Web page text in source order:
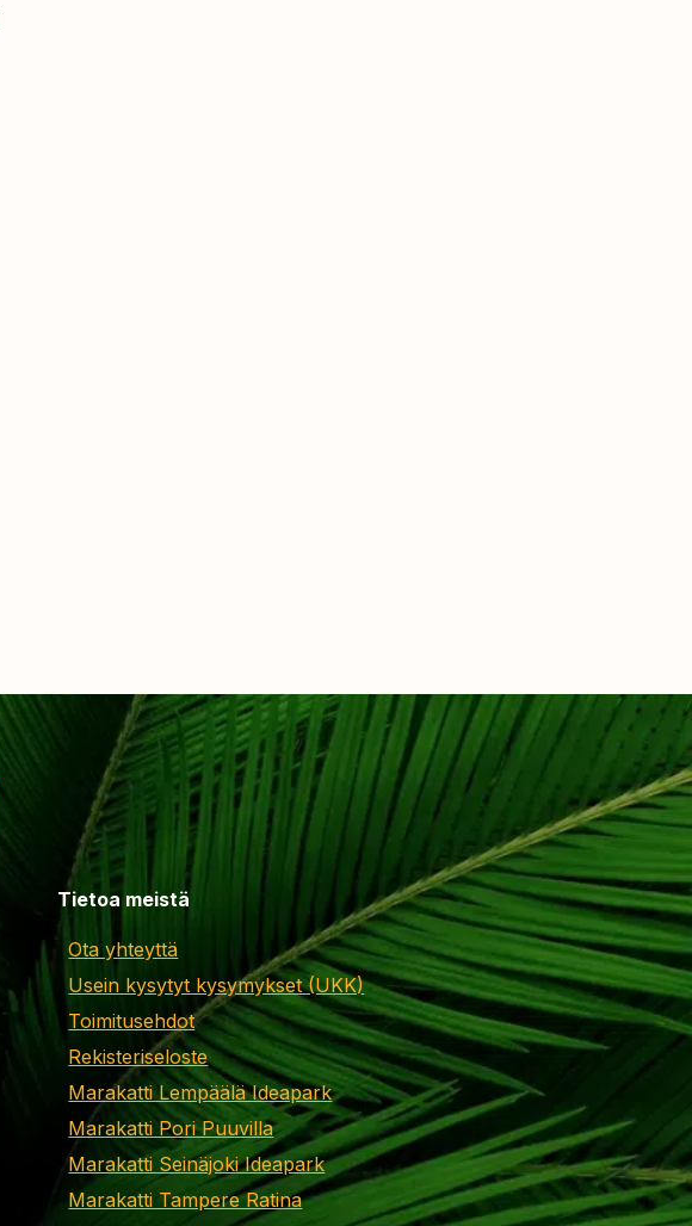
Tietoa meistä
Ota yhteyttä
Usein kysytyt kysymykset (UKK)
Toimitusehdot
Rekisteriseloste
Marakatti Lempäälä Ideapark
Marakatti Pori Puuvilla
Marakatti Seinäjoki Ideapark
Marakatti Tampere Ratina